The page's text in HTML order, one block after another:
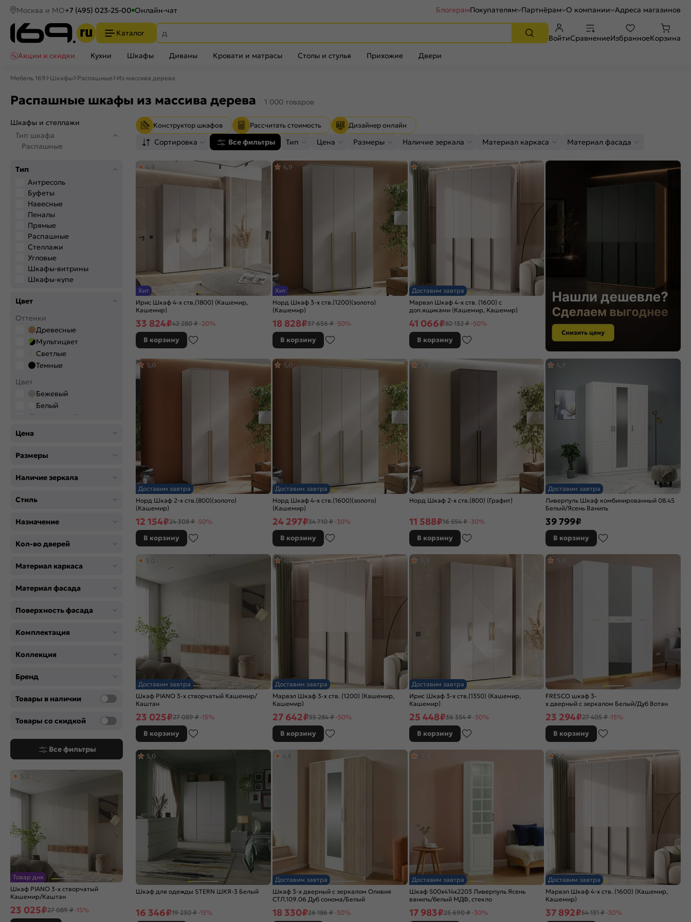
Москва и МО+7 (495) 023-25-00 Онлайн-чат БлогерамПокупателям Партнёрам О компании Адреса магазинов
Каталог
ВойтиСравнениеИзбранноеКорзина
Акции и скидки
Кухни Шкафы Диваны Кровати и матрасы Столы и стулья Прихожие Двери
Мебель 169 Шкафы Распашные Из массива дерева
Распашные шкафы из массива дерева 1 000 товаров
Шкафы и стеллажи
Тип шкафа
Распашные
Тип
Антресоль
Буфеты
Навесные
Пеналы
Прямые
Распашные
Стеллажи
Угловые
Шкафы-витрины
Шкафы-купе
Цвет
Оттенки
Древесные
Мультицвет
Светлые
Темные
Цвет
Бежевый
Белый
Бирюзовый
Желтый
Коричневый
Серый
Цена
Размеры
Наличие зеркала
Стиль
Назначение
Кол-во дверей
Материал каркаса
Материал фасада
Поверхность фасада
Комплектация
Коллекция
Бренд
Товары в наличии
Товары со скидкой
Все фильтры
Товар дня
Шкаф PIANO 3-х створчатый
Кашемир/Каштан
5,0
23 025₽27 089 ₽ -15%
Конструктор шкафов Рассчитать стоимость Дизайнер онлайн
Сортировка Все фильтры Тип Цена Размеры Наличие зеркала Материал каркаса Материал фасада
Хит
Ирис Шкаф 4-х ств.(1800) (Кашемир,
Кашемир)
4,9
33 824₽42 280 ₽ -20%
В корзину
Хит
Норд Шкаф 3-х ств.(1200)(золото)
(Кашемир)
4,9
18 828₽37 656 ₽ -50%
В корзину
Доставим завтра
Марвэл Шкаф 4-х ств. (1600) с
доп.ящиками (Кашемир, Кашемир)
5,0
41 066₽82 132 ₽ -50%
В корзину
Доставим завтра
Норд Шкаф 2-х ств.(800)(золото)
(Кашемир)
5,0
12 154₽24 308 ₽ -50%
В корзину
Доставим завтра
Норд Шкаф 4-х ств.(1600)(золото)
(Кашемир)
5,0
24 297₽34 710 ₽ -30%
В корзину
Норд Шкаф 2-х ств.(800) (Графит)
4,9
11 588₽16 554 ₽ -30%
В корзину
Доставим завтра
Ливерпуль Шкаф комбинированный 08.45
Белый/Ясень Ваниль
4,9
39 799₽
В корзину
Доставим завтра
Шкаф PIANO 3-х створчатый Кашемир/
Каштан
5,0
23 025₽27 089 ₽ -15%
В корзину
Доставим завтра
Марвэл Шкаф 3-х ств. (1200) (Кашемир,
Кашемир)
4,8
27 642₽55 284 ₽ -50%
В корзину
Доставим завтра
Ирис Шкаф 3-х ств.(1350) (Кашемир,
Кашемир)
4,9
25 448₽36 354 ₽ -30%
В корзину
FRESCO шкаф 3-
х дверный с зеркалом Белый/Дуб Вотан
5,0
23 294₽27 405 ₽ -15%
В корзину
Шкаф для одежды STERN ШКЯ-3 Белый
5,0
16 346₽19 230 ₽ -15%
Доставим завтра
Шкаф 3-х дверный с зеркалом Оливия
СТЛ.109.06 Дуб сонома/Белый
4,8
18 330₽26 186 ₽ -30%
Доставим завтра
Шкаф 500x414x2203 Ливерпуль Ясень
ваниль/белый МДФ, стекло
5,0
17 983₽25 690 ₽ -30%
Доставим завтра
Марвэл Шкаф 4-х ств. (1600) (Кашемир,
Кашемир)
5,0
37 892₽54 131 ₽ -30%